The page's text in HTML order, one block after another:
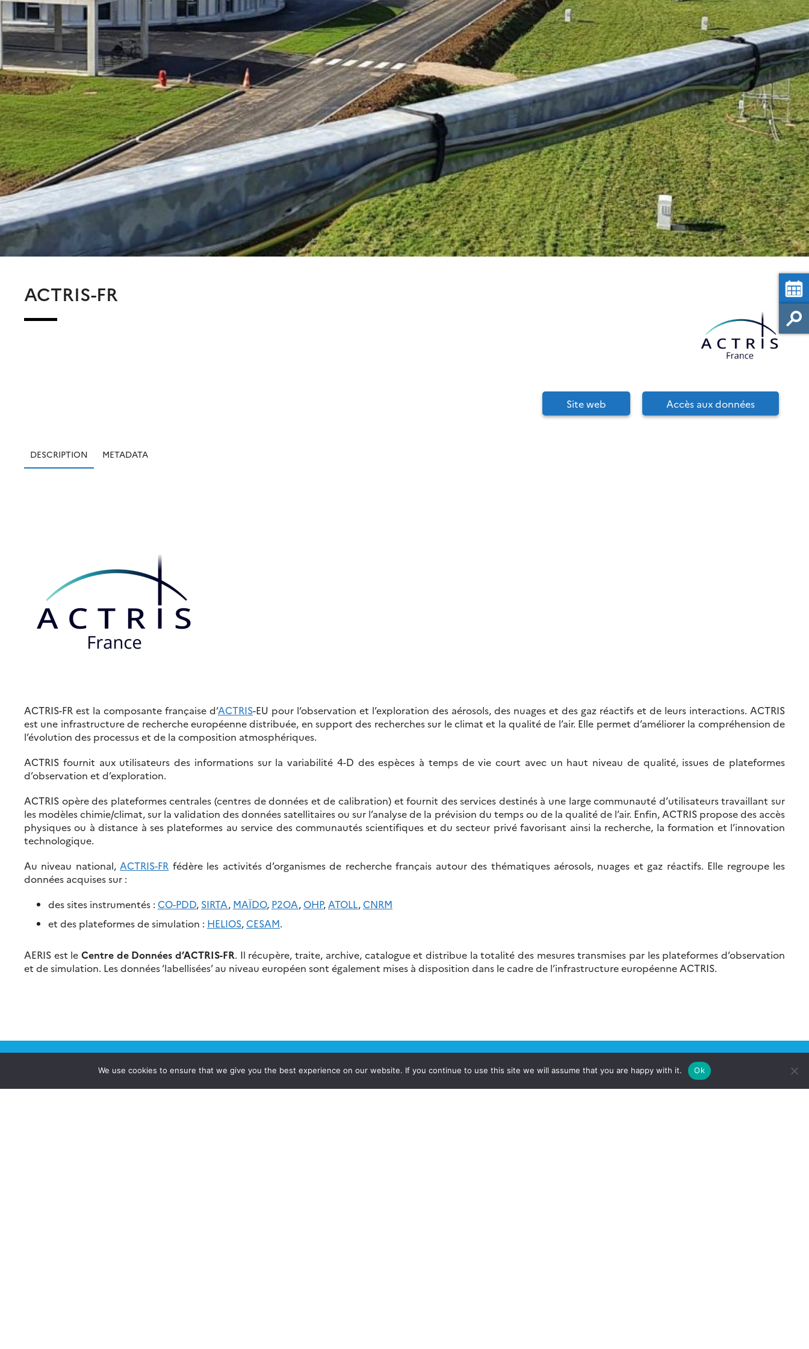
ACTRIS-FR
Site web Accès aux données
DESCRIPTION METADATA
ACTRIS-FR est la composante française d’ACTRIS-EU pour l’observation et l’exploration des aérosols, des nuages et des gaz réactifs et de leurs interactions. ACTRIS
est une infrastructure de recherche européenne distribuée, en support des recherches sur le climat et la qualité de l’air. Elle permet d’améliorer la compréhension de
l’évolution des processus et de la composition atmosphériques.
ACTRIS fournit aux utilisateurs des informations sur la variabilité 4-D des espèces à temps de vie court avec un haut niveau de qualité, issues de plateformes
d’observation et d’exploration.
ACTRIS opère des plateformes centrales (centres de données et de calibration) et fournit des services destinés à une large communauté d’utilisateurs travaillant sur
les modèles chimie/climat, sur la validation des données satellitaires ou sur l’analyse de la prévision du temps ou de la qualité de l’air. Enfin, ACTRIS propose des accès
physiques ou à distance à ses plateformes au service des communautés scientifiques et du secteur privé favorisant ainsi la recherche, la formation et l’innovation
technologique.
Au niveau national, ACTRIS-FR fédère les activités d’organismes de recherche français autour des thématiques aérosols, nuages et gaz réactifs. Elle regroupe les
données acquises sur :
des sites instrumentés : CO-PDD, SIRTA, MAÏDO, P2OA, OHP, ATOLL, CNRM
et des plateformes de simulation : HELIOS, CESAM.
AERIS est leCentre de Données d’ACTRIS-FR. Il récupère, traite, archive, catalogue et distribue la totalité des mesures transmises par les plateformes d’observation
et de simulation. Les données ‘labellisées’ au niveau européen sont également mises à disposition dans le cadre de l’infrastructure européenne ACTRIS.
Qu’est-ce que le Pôle AERIS? Catalogue AERIS Follow Follow
us
Follow
We use cookies to ensure that we give you the best experience on our website. If you continue to use this site we will assume that you are happy with it. Ok